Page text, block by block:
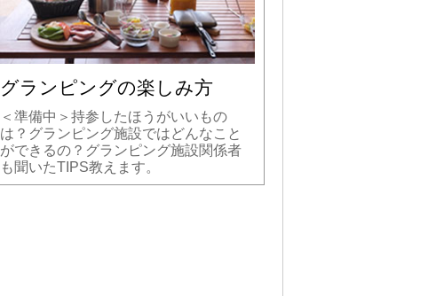
グランピングの楽しみ方
＜準備中＞持参したほうがいいもの
は？グランピング施設ではどんなこと
ができるの？グランピング施設関係者
も聞いたTIPS教えます。